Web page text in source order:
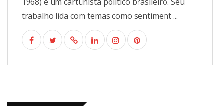
trabalho lida com temas como sentiment ...